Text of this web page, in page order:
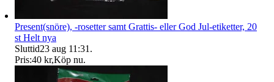
Present(snöre), -rosetter samt Grattis- eller God Jul-etiketter, 20
st Helt nya
Sluttid23 aug 11:31 .
Pris:40 kr,Köp nu.